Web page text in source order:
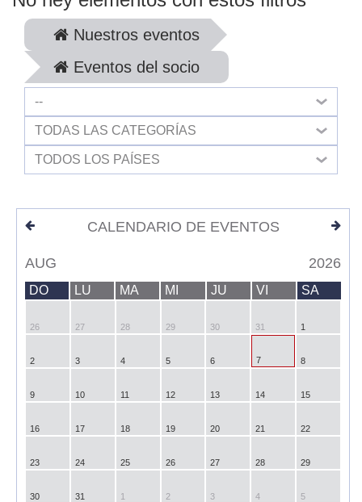
Nuestros eventos
Eventos del socio
--
TODAS LAS CATEGORÍAS
TODOS LOS PAÍSES
CALENDARIO DE EVENTOS
AUG 2026
DO LU MA MI JU VI SA
26 27 28 29 30 31 1
2 3 4 5 6 7 8
9 10 11 12 13 14 15
16 17 18 19 20 21 22
23 24 25 26 27 28 29
30 31 1 2 3 4 5